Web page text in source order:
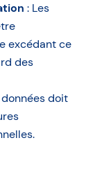
: Les
excédant ce
des
doit